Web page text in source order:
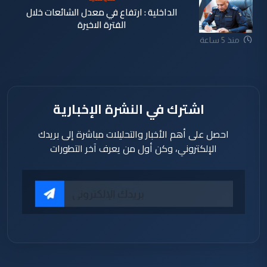
منذ 5 ساعة
الداخلية : ارتفاع في معدل الشائعات خلال
الفترة الاخيرة
اشترك في النشرة الإخبارية
احصل على أهم الأخبار والتحليلات مباشرة إلى بريدك
الإلكتروني، وكن أول من يعرف آخر التطورات